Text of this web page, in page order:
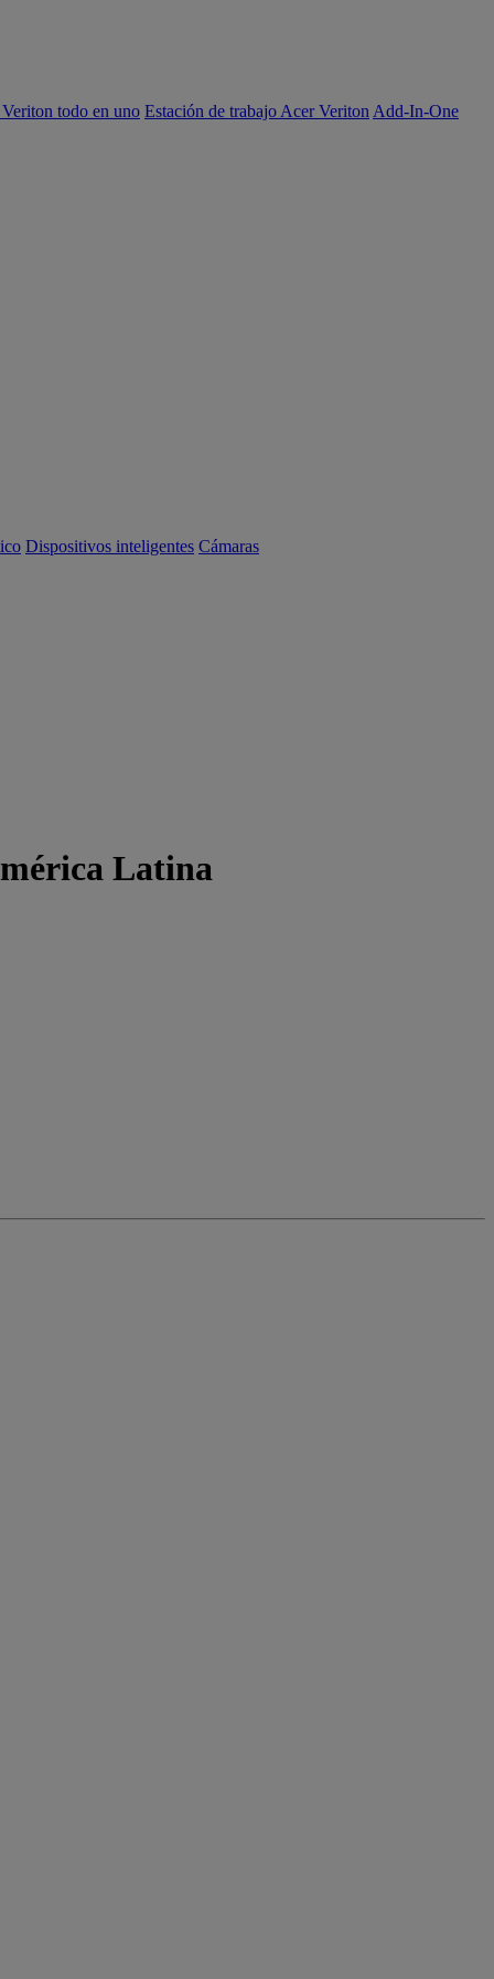
todo en uno Estación de trabajo Acer Veriton Add-In-One
Dispositivos inteligentes Cámaras
Latina